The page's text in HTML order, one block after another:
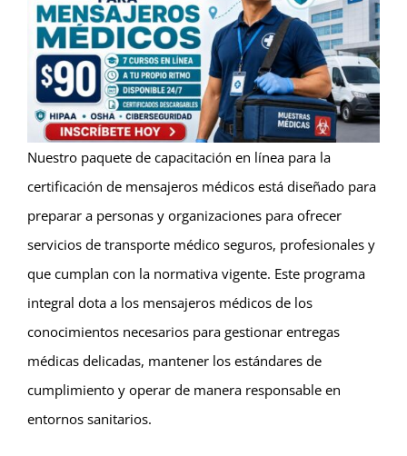
Nuestro paquete de capacitación en línea para la
certificación de mensajeros médicos está diseñado para
preparar a personas y organizaciones para ofrecer
servicios de transporte médico seguros, profesionales y
que cumplan con la normativa vigente. Este programa
integral dota a los mensajeros médicos de los
conocimientos necesarios para gestionar entregas
médicas delicadas, mantener los estándares de
cumplimiento y operar de manera responsable en
entornos sanitarios.